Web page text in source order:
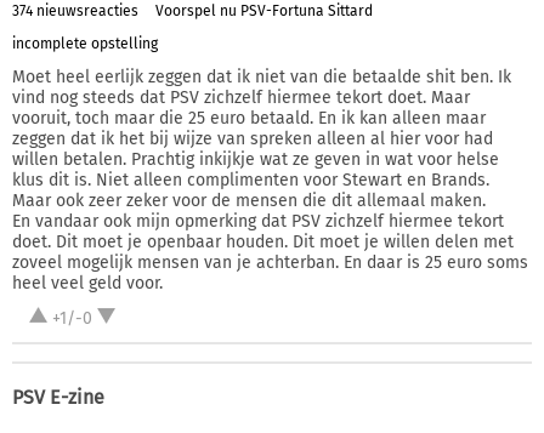
374 nieuwsreacties
Voorspel nu PSV-Fortuna Sittard
incomplete opstelling
Moet heel eerlijk zeggen dat ik niet van die betaalde shit ben. Ik
vind nog steeds dat PSV zichzelf hiermee tekort doet. Maar
vooruit, toch maar die 25 euro betaald. En ik kan alleen maar
zeggen dat ik het bij wijze van spreken alleen al hier voor had
willen betalen. Prachtig inkijkje wat ze geven in wat voor helse
klus dit is. Niet alleen complimenten voor Stewart en Brands.
Maar ook zeer zeker voor de mensen die dit allemaal maken.
En vandaar ook mijn opmerking dat PSV zichzelf hiermee tekort
doet. Dit moet je openbaar houden. Dit moet je willen delen met
zoveel mogelijk mensen van je achterban. En daar is 25 euro soms
heel veel geld voor.
+1/-0
PSV E-zine